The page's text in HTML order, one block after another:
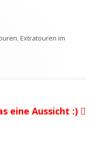
,Extratouren im
eine Aussicht :)